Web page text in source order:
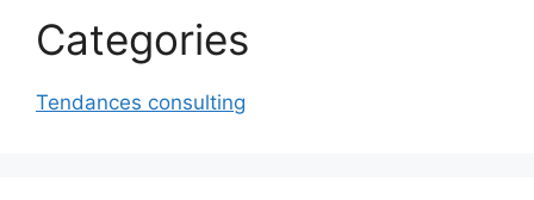
Categories
Tendances consulting